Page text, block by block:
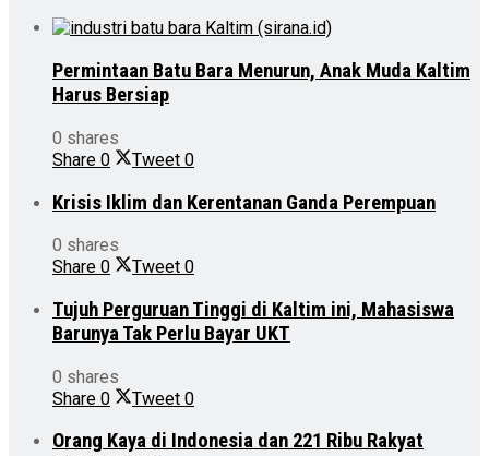
Permintaan Batu Bara Menurun, Anak Muda Kaltim
Harus Bersiap
0 shares
Share 0 Tweet 0
Krisis Iklim dan Kerentanan Ganda Perempuan
0 shares
Share 0 Tweet 0
Tujuh Perguruan Tinggi di Kaltim ini, Mahasiswa
Barunya Tak Perlu Bayar UKT
0 shares
Share 0 Tweet 0
Orang Kaya di Indonesia dan 221 Ribu Rakyat